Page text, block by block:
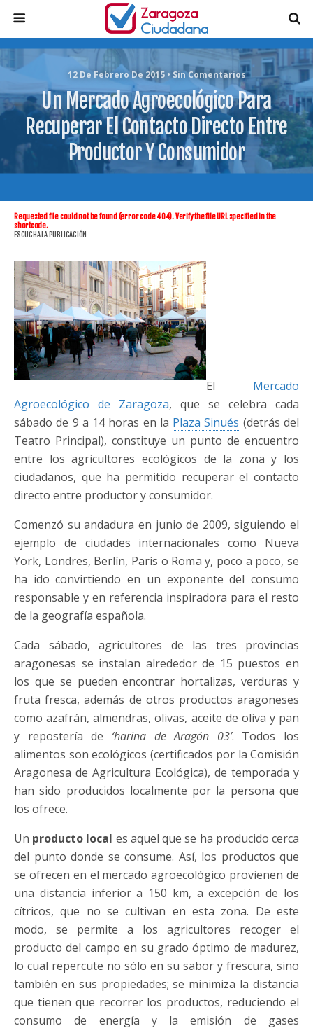
12 De Febrero De 2015 • Sin Comentarios
Un Mercado Agroecológico Para
Recuperar El Contacto Directo Entre
Productor Y Consumidor
Requested file could not be found (error code 404). Verify the file URL specified in the
shortcode.
ESCUCHA LA PUBLICACIÓN
El Mercado
Agroecológico de Zaragoza, que se celebra cada
sábado de 9 a 14 horas en la Plaza Sinués (detrás del
Teatro Principal), constituye un punto de encuentro
entre los agricultores ecológicos de la zona y los
ciudadanos, que ha permitido recuperar el contacto
directo entre productor y consumidor.
Comenzó su andadura en junio de 2009, siguiendo el
ejemplo de ciudades internacionales como Nueva
York, Londres, Berlín, París o Roma y, poco a poco, se
ha ido convirtiendo en un exponente del consumo
responsable y en referencia inspiradora para el resto
de la geografía española.
Cada sábado, agricultores de las tres provincias
aragonesas se instalan alrededor de 15 puestos en
los que se pueden encontrar hortalizas, verduras y
fruta fresca, además de otros productos aragoneses
como azafrán, almendras, olivas, aceite de oliva y pan
y repostería de ‘harina de Aragón 03’. Todos los
alimentos son ecológicos (certificados por la Comisión
Aragonesa de Agricultura Ecológica), de temporada y
han sido producidos localmente por la persona que
los ofrece.
Un producto local es aquel que se ha producido cerca
del punto donde se consume. Así, los productos que
se ofrecen en el mercado agroecológico provienen de
una distancia inferior a 150 km, a excepción de los
cítricos, que no se cultivan en esta zona. De este
modo, se permite a los agricultores recoger el
producto del campo en su grado óptimo de madurez,
lo cual repercute no sólo en su sabor y frescura, sino
también en sus propiedades; se minimiza la distancia
que tienen que recorrer los productos, reduciendo el
consumo de energía y la emisión de gases